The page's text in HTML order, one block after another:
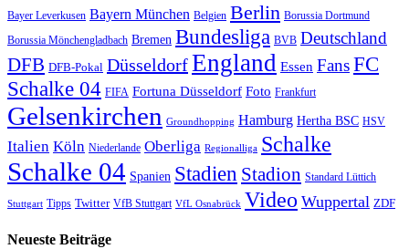
Bayer Leverkusen Bayern München Belgien Berlin Borussia Dortmund
Borussia Mönchengladbach Bremen Bundesliga BVB Deutschland
DFB DFB-Pokal DüsseldorfEngland Essen FansFC
Schalke 04 FIFA Fortuna Düsseldorf Foto Frankfurt
Gelsenkirchen Groundhopping Hamburg Hertha BSC HSV
Italien Köln Niederlande Oberliga Regionalliga Schalke
Schalke 04 Spanien Stadien Stadion Standard Lüttich
Stuttgart Tipps Twitter VfB Stuttgart VfL Osnabrück Video Wuppertal ZDF
Neueste Beiträge